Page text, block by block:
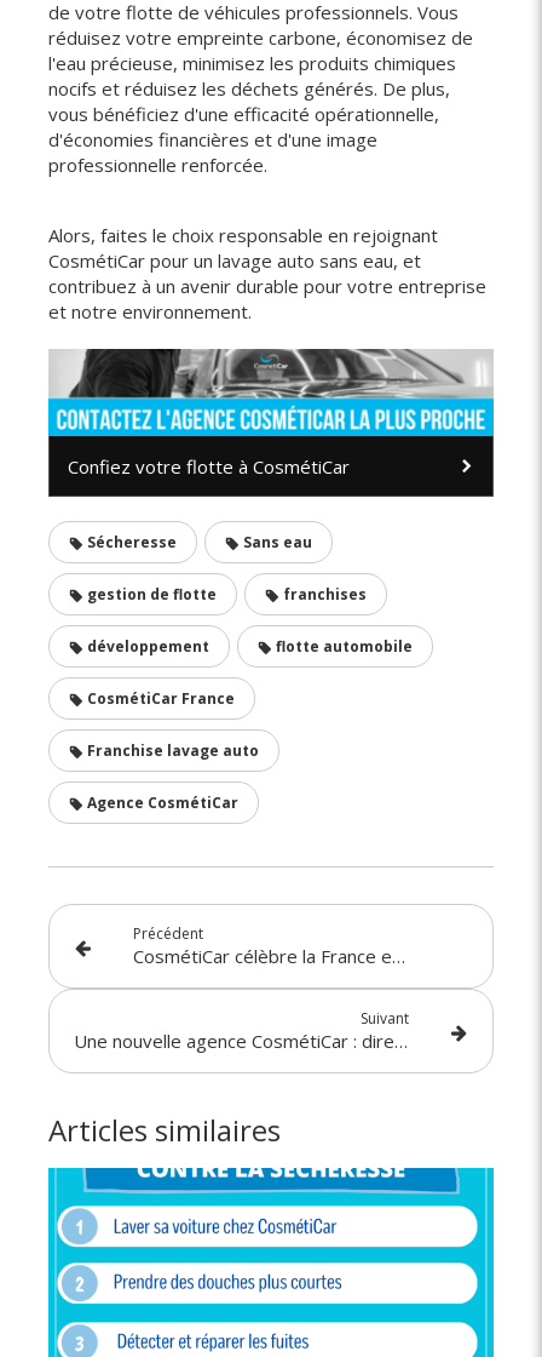
de votre flotte de véhicules professionnels. Vous
réduisez votre empreinte carbone, économisez de
l'eau précieuse, minimisez les produits chimiques
nocifs et réduisez les déchets générés. De plus,
vous bénéficiez d'une efficacité opérationnelle,
d'économies financières et d'une image
professionnelle renforcée.
Alors, faites le choix responsable en rejoignant
CosmétiCar pour un lavage auto sans eau, et
contribuez à un avenir durable pour votre entreprise
et notre environnement.
Confiez votre flotte à CosmétiCar
Sécheresse Sans eau
gestion de flotte franchises
développement flotte automobile
CosmétiCar France
Franchise lavage auto
Agence CosmétiCar
Précédent
CosmétiCar célèbre la France en créant des entreprises locales et écoresponsables en France !
Suivant
Une nouvelle agence CosmétiCar : direction Challans (85) !
Articles similaires